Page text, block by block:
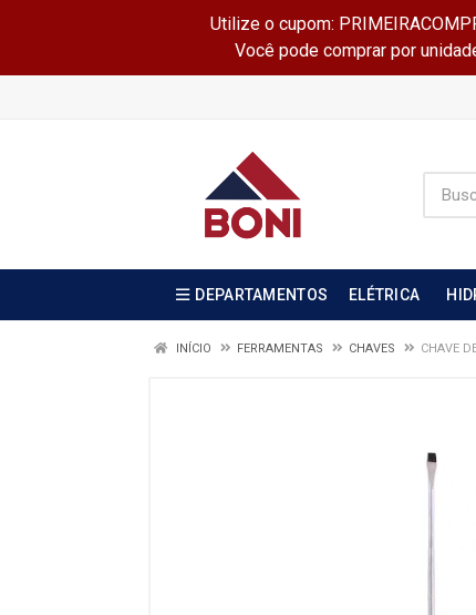
Utilize o cupom:
Você pode comprar por
DEPARTAMENTOS ELÉTRICA
INÍCIO FERRAMENTAS CHAVES CHAVE